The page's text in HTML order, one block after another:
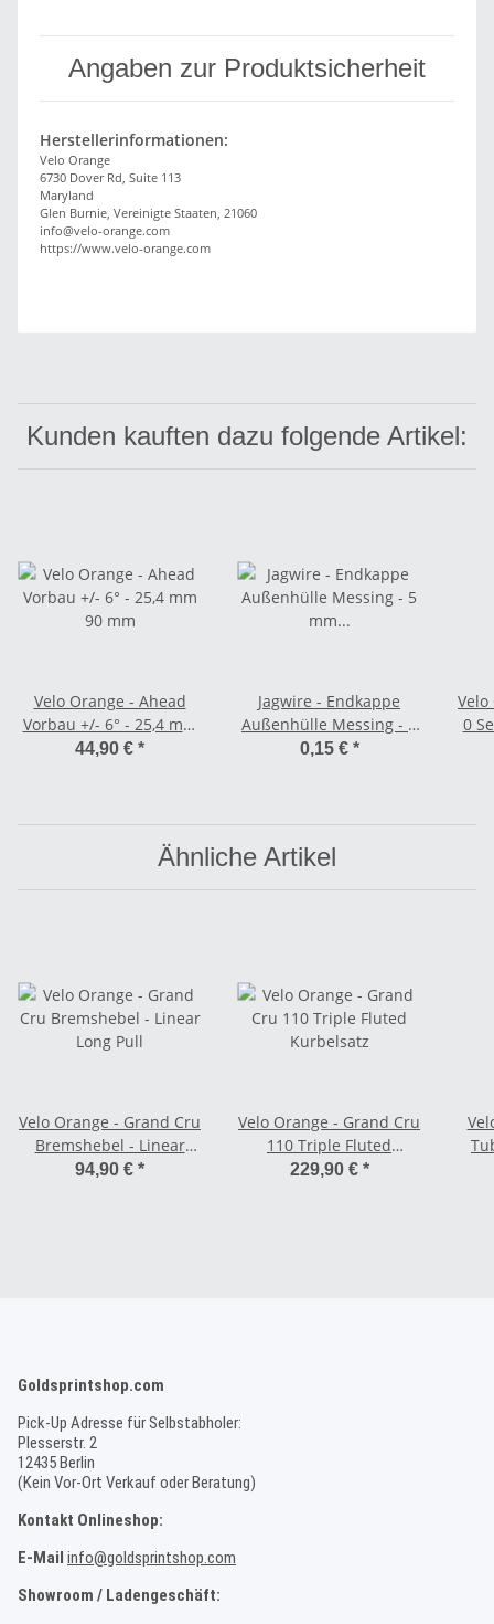
Angaben zur Produktsicherheit
Herstellerinformationen:
Velo Orange
6730 Dover Rd, Suite 113
Maryland
Glen Burnie, Vereinigte Staaten, 21060
info@velo-orange.com
https://www.velo-orange.com
Kunden kauften dazu folgende Artikel:
Velo Orange - Ahead
Vorbau +/- 6° - 25,4 mm
90 mm
44,90 € *
Jagwire - Endkappe
Außenhülle Messing - 5
mm silber
0,15 € *
0
Ähnliche Artikel
Velo Orange - Grand Cru
Bremshebel - Linear
Long Pull
94,90 € *
Velo Orange - Grand Cru
110 Triple Fluted
Kurbelsatz
229,90 € *
Goldsprintshop.com
Pick-Up Adresse für Selbstabholer:
Plesserstr. 2
12435 Berlin
(Kein Vor-Ort Verkauf oder Beratung)
Kontakt Onlineshop:
E-Mail info@goldsprintshop.com
Showroom / Ladengeschäft: